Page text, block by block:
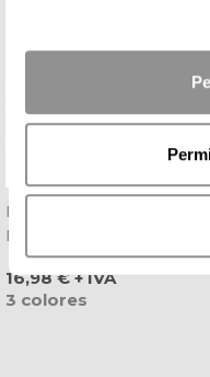
Pantalón Hostelería Sin
Pinzas Poliéster Strech -
Gary's
Precio
16,98 € + IVA
3 colores